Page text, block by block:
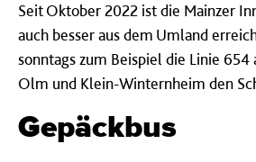
Seit Oktober 2022 ist die Mainzer
auch besser aus dem Umland
sonntags zum Beispiel die Linie 654
Olm und Klein-Winternheim den
Gepäckbus